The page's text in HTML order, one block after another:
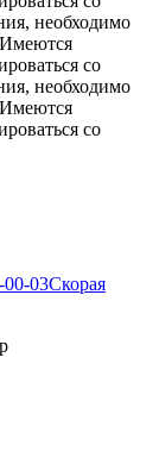
необходимо
Имеются
со
необходимо
Имеются
со
00-03Скорая